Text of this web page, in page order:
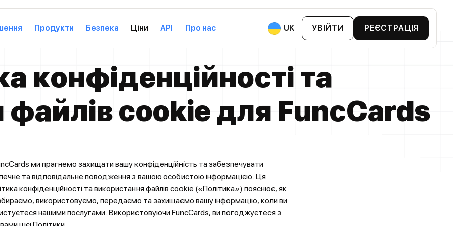
За індустріями:
Онлайн-Ритейл
Туризм Та Гостинність
Транспорт Та Логістика
Партнерський Маркетинг
За індустріями:
Видача Позик Та BNPL
Управління Автопарком
Управління Яхтами
Страхові Компанії
Членські Та Картки Лояльності
Продукти
Можливості:
Apple Pay
Google Pay
Контроль Витрат
API Та Інтеграції
Безпека Ціни API Про нас UK УВІЙТИ РЕЄСТРАЦІЯ
конфіденційності та
cookie для FunсCards
ми прагнемо захищати вашу конфіденційність та забезпечувати
та відповідальне поводження з вашою особистою інформацією. Ця
конфіденційності та використання файлів cookie («Політика») пояснює, як
використовуємо, передаємо та захищаємо вашу інформацію, коли ви
нашими послугами. Використовуючи FunсCards, ви погоджуєтеся з